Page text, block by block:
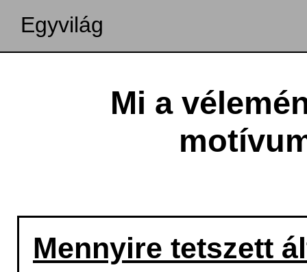
Egyvilág
Mi a
Mennyire tetszett